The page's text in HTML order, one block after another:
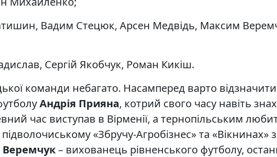
Вадим Стецюк, Арсен Медвідь, Максим
Сергій Якобчук, Роман Кикіш.
команди небагато. Насамперед варто
Андрія Прияна, котрий свого часу навіть
час виступав в Вірменії, а тернопільським
«Збручу-Агробізнес» та «Вікнинах»
– вихованець рівненського футболу,